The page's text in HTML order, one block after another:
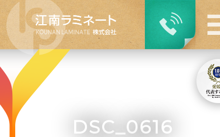
DSC_0616